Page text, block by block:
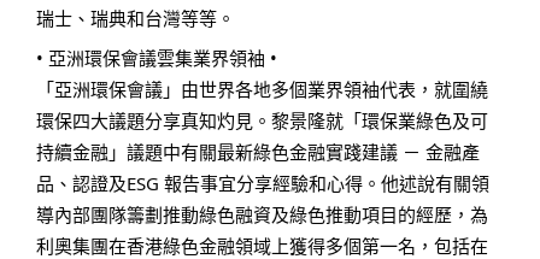
瑞士、瑞典和台灣等等。
• 亞洲環保會議雲集業界領袖 •
「亞洲環保會議」由世界各地多個業界領袖代表，就圍繞
環保四大議題分享真知灼見。黎景隆就「環保業綠色及可
持續金融」議題中有關最新綠色金融實踐建議 － 金融產
品、認證及ESG 報告事宜分享經驗和心得。他述說有關領
導內部團隊籌劃推動綠色融資及綠色推動項目的經歷，為
利奧集團在香港綠色金融領域上獲得多個第一名，包括在